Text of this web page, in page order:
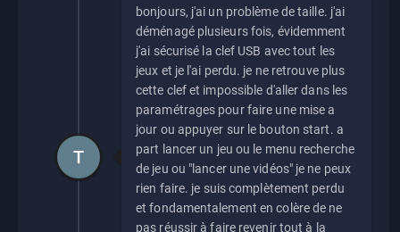
bonjours, j'ai un problème de taille. j'ai
déménagé plusieurs fois, évidemment
j'ai sécurisé la clef USB avec tout les
jeux et je l'ai perdu. je ne retrouve plus
cette clef et impossible d'aller dans les
paramétrages pour faire une mise a
jour ou appuyer sur le bouton start. a
part lancer un jeu ou le menu recherche
de jeu ou "lancer une vidéos" je ne peux
rien faire. je suis complètement perdu
et fondamentalement en colère de ne
pas réussir à faire revenir tout à la
T